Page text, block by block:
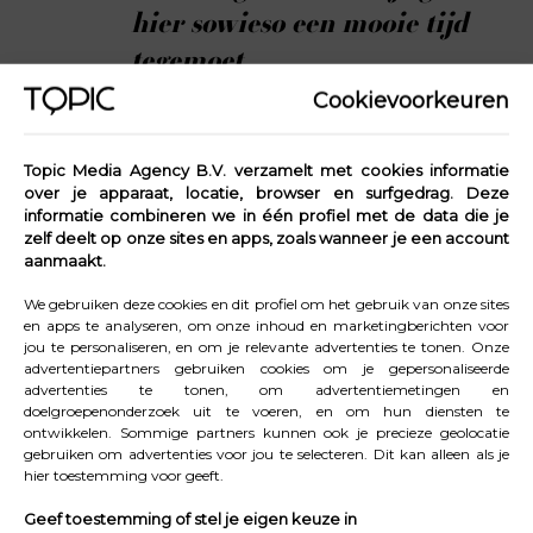
Cookievoorkeuren
Topic Media Agency B.V. verzamelt met cookies informatie
over je apparaat, locatie, browser en surfgedrag. Deze
informatie combineren we in één profiel met de data die je
zelf deelt op onze sites en apps, zoals wanneer je een account
aanmaakt.
We gebruiken deze cookies en dit profiel om het gebruik van onze sites
en apps te analyseren, om onze inhoud en marketingberichten voor
jou te personaliseren, en om je relevante advertenties te tonen. Onze
advertentiepartners gebruiken cookies om je gepersonaliseerde
advertenties te tonen, om advertentiemetingen en
doelgroepenonderzoek uit te voeren, en om hun diensten te
ontwikkelen. Sommige partners kunnen ook je precieze geolocatie
gebruiken om advertenties voor jou te selecteren. Dit kan alleen als je
hier toestemming voor geeft.
Geef toestemming of stel je eigen keuze in
hier sowieso een mooie tijd
tegemoet
Voor een zonovergoten vakantie moet je in Sal zijn, op
Kaapverdië. Dit eiland staat bekend om zijn witte
zandstranden, turquoise water en ontspannen
eilandsfeer. In Santa Maria wisselen levendige markten
zich af met kleurrijke muziek en restaurants met verse
visgerechten. Ben je een natuurliefhebber? Verken dan
vooral de zoutvlakte van La Pedra de Lume. Echte
waterratten komen hier volop aan hun trekken, want Sal
is de ideale plek om te (kite) surfen, jetskiën, snorkelen,
stand-up paddelen en flyboarden. Ben je meer van het
relaxen, dan kun je hier ook heerlijk strandhangen.